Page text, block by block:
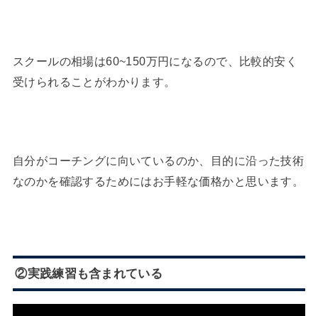
スクールの相場は60~150万円になるので、比較的安く
受けられることがわかります。
自分がコーチングに向いているのか、目的に沿った技術
なのかを確認するためにはお手軽な価格かと思います。
②実践練習も含まれている